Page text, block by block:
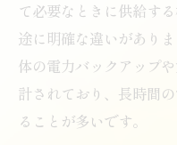
て必要なときに供給す
途に明確な違いがあり
体の電力バックアップ
計されており、長時間
ることが多いです。